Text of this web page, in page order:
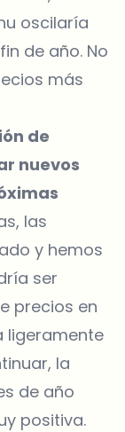
oscilaría
de año. No
más
de
nuevos
las
y hemos
ser
precios en
ligeramente
la
de año
positiva.